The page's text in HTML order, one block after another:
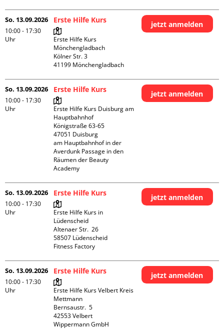
So. 13.09.2026
10:00 - 17:30
Uhr
Erste Hilfe Kurs
Erste Hilfe Kurs
Mönchengladbach
Kölner Str. 3
jetzt anmelden
So. 13.09.2026
10:00 - 17:30
Uhr
Erste Hilfe Kurs
Erste Hilfe Kurs Duisburg am
Hauptbahnhof
Königstraße 63-65
47051 Duisburg
am Hauptbahnhof in der
Averdunk Passage in den
Räumen der Beauty
Academy
jetzt anmelden
So. 13.09.2026
10:00 - 17:30
Uhr
Erste Hilfe Kurs
Erste Hilfe Kurs in
Lüdenscheid
Altenaer Str.  26
58507 Lüdenscheid
Fitness Factory
jetzt anmelden
So. 13.09.2026
10:00 - 17:30
Uhr
Erste Hilfe Kurs
Erste Hilfe Kurs Velbert Kreis
Mettmann
Bernsaustr.  5
42553 Velbert
Wippermann GmbH
jetzt anmelden